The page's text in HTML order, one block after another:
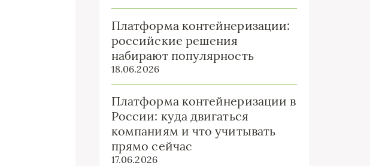
Платформа контейнеризации:
российские решения
набирают популярность
18.06.2026
Платформа контейнеризации в
России: куда двигаться
компаниям и что учитывать
прямо сейчас
17.06.2026